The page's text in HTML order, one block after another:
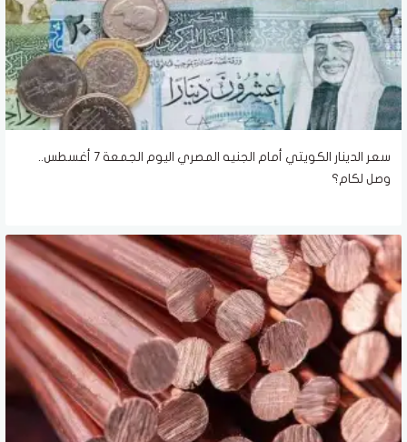
سعر الدينار الكويتي أمام الجنيه المصري اليوم الجمعة 7 أغسطس..
وصل لكام؟